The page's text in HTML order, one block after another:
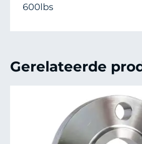
600lbs
Gerelateerde